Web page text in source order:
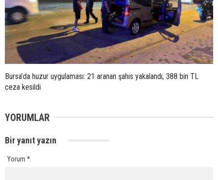
Bursa’da huzur uygulaması: 21 aranan şahıs yakalandı, 388 bin TL
ceza kesildi
YORUMLAR
Bir yanıt yazın
Yorum *